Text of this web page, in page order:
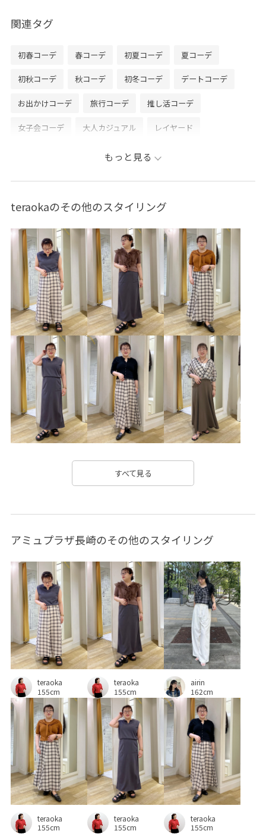
関連タグ
初春コーデ 春コーデ 初夏コーデ 夏コーデ
初秋コーデ 秋コーデ 初冬コーデ デートコーデ
お出かけコーデ 旅行コーデ 推し活コーデ
女子会コーデ 大人カジュアル レイヤード
体型カバー
ストレート イエベ春
シューズ スニーカー アクセサリー ネックレス
GDC55240 GDV15230 GIA46010 GIZ65060
25AW20 25AWbottoms 25awRPbottoms
25PICxmasgift 25prepicnic04 25SSPICUV
25sspic_jacket 25SSPIC機能素材 25SSリネンライク
25SS麻調シアー 26SS10 26SS10r 26SS15
26SS20 26SS20dp 26SSRPgoods BIGシルエット
Iラインシルエット NIKE oshigoto10look_wed
ROPÉPICNIC_TIMESALE RP25AW RP25AW_Iline
RP25aw買い足しボトム RP25SSライトアウター
RP25SS機能素材 RP26SS RP26SS_goods
RPspecialprice_pick shoes_pickup UVカット
Wshoes_pickup Y2K おしりが隠れる
お気に入り登録急増中 こなれ感 さらっとした肌触り
さらりとした ウォーム感 オフィス
オフィスカジュアル カジュアル カットソー
クルーネック シアー シアー素材 シャツ
シンプル シンプルコーデ ジャケット ジレ
スウェット スエード ストリート感 スリット
セットアップ タイツ タック タートルネック
テレコ素材 テーパードパンツ デニム合わせ
トップス ニットスカート ニット素材
ハイネック パンツ パンプス パール ピンタック
フェミニン フォーマル フレンチスリーブ ブラウス
ブーツ ベスト ペプラム ポリエステル
もっと見る
teraokaのその他のスタイリング
すべて見る
アミュプラザ長崎のその他のスタイリング
teraoka
155cm
teraoka
155cm
airin
162cm
teraoka
155cm
teraoka
155cm
teraoka
155cm